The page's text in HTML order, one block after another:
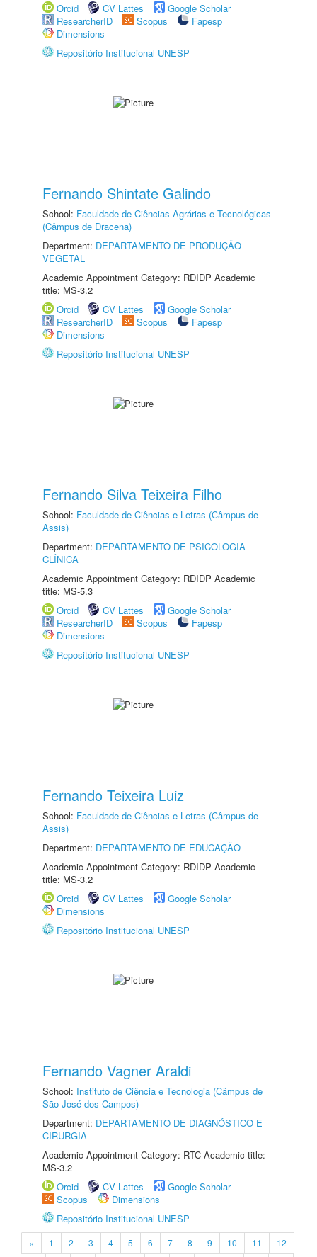
Orcid CV Lattes
Google Scholar
ResearcherID
Scopus
Fapesp
Dimensions
Repositório Institucional UNESP
Fernando Shintate Galindo
School: Faculdade de Ciências Agrárias e Tecnológicas
(Câmpus de Dracena)
Department: DEPARTAMENTO DE PRODUÇÃO
VEGETAL
Academic Appointment Category: RDIDP Academic
title: MS-3.2
Orcid
CV Lattes
Google Scholar
ResearcherID
Scopus
Fapesp
Dimensions
Repositório Institucional UNESP
Fernando Silva Teixeira Filho
School: Faculdade de Ciências e Letras (Câmpus de
Assis)
Department: DEPARTAMENTO DE PSICOLOGIA
CLÍNICA
Academic Appointment Category: RDIDP Academic
title: MS-5.3
Orcid
CV Lattes
Google Scholar
ResearcherID
Scopus
Fapesp
Dimensions
Repositório Institucional UNESP
Fernando Teixeira Luiz
School: Faculdade de Ciências e Letras (Câmpus de
Assis)
Department: DEPARTAMENTO DE EDUCAÇÃO
Academic Appointment Category: RDIDP Academic
title: MS-3.2
Orcid
CV Lattes
Google Scholar
Dimensions
Repositório Institucional UNESP
Fernando Vagner Araldi
School: Instituto de Ciência e Tecnologia (Câmpus de
São José dos Campos)
Department: DEPARTAMENTO DE DIAGNÓSTICO E
CIRURGIA
Academic Appointment Category: RTC Academic title:
MS-3.2
Orcid
CV Lattes
Google Scholar
Scopus
Dimensions
Repositório Institucional UNESP
« 1 2 3 4 5 6 7 8 9 10 11
12